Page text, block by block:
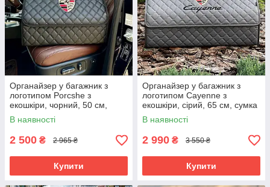
Органайзер у багажник з
логотипом Porcshe з
екошкіри, чорний, 50 см,
сумка в багажник
В наявності
2 500 ₴ 2 965 ₴
Купити
Органайзер у багажник з
логотипом Сayenne з
екошкіри, сірий, 65 см, сумка
в багажник
В наявності
2 990 ₴ 3 550 ₴
Купити